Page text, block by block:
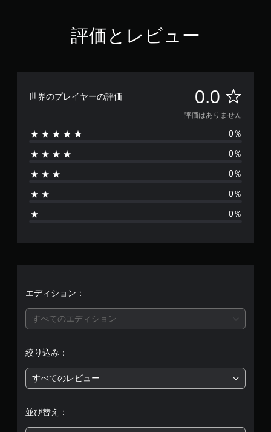
評価とレビュー
世界のプレイヤーの評価 0.0 評
価
は
あ
ま
評価はありません
0％
0％
0％
0％
0％
エディション：
すべてのエディション
絞り込み：
すべてのレビュー
並び替え：